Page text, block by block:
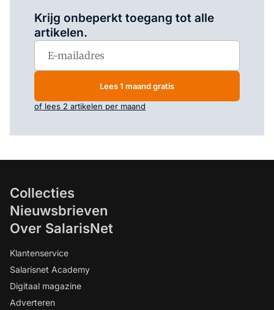
Krijg onbeperkt toegang tot alle
artikelen.
Lees 1 maand gratis
of lees 2 artikelen per maand
Collecties
Nieuwsbrieven
Over SalarisNet
Klantenservice
Salarisnet Academy
Digitaal magazine
Adverteren